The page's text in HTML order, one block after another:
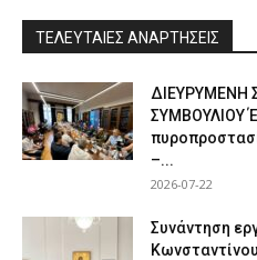
ΤΕΛΕΥΤΑΙΕΣ ΑΝΑΡΤΗΣΕΙΣ
ΔΙΕΥΡΥΜΕΝΗ
ΣΥΜΒΟΥΛΙΟΥ
–...
2026-07-22
Συνάντηση